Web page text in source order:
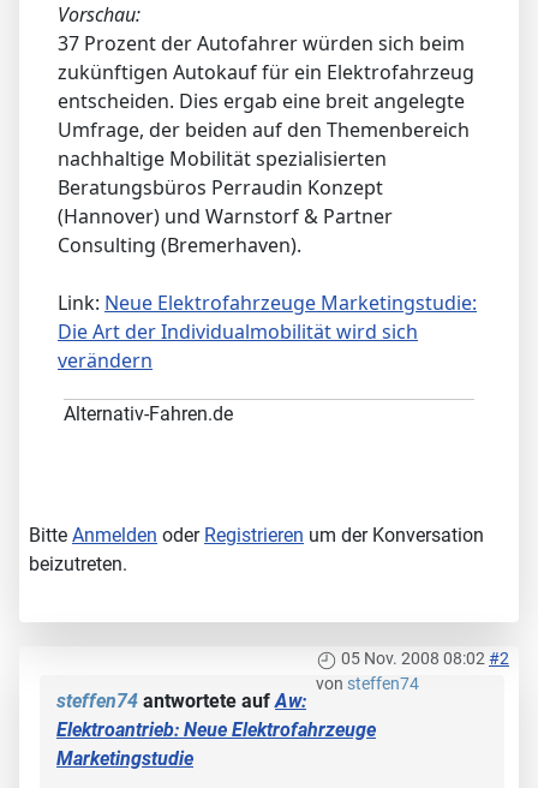
Vorschau:
37 Prozent der Autofahrer würden sich beim
zukünftigen Autokauf für ein Elektrofahrzeug
entscheiden. Dies ergab eine breit angelegte
Umfrage, der beiden auf den Themenbereich
nachhaltige Mobilität spezialisierten
Beratungsbüros Perraudin Konzept
(Hannover) und Warnstorf & Partner
Consulting (Bremerhaven).
Link: Neue Elektrofahrzeuge Marketingstudie:
Die Art der Individualmobilität wird sich
verändern
Alternativ-Fahren.de
Bitte Anmelden oder Registrieren um der Konversation
beizutreten.
05 Nov. 2008 08:02#2
von steffen74
steffen74 antwortete aufAw:
Elektroantrieb: Neue Elektrofahrzeuge
Marketingstudie